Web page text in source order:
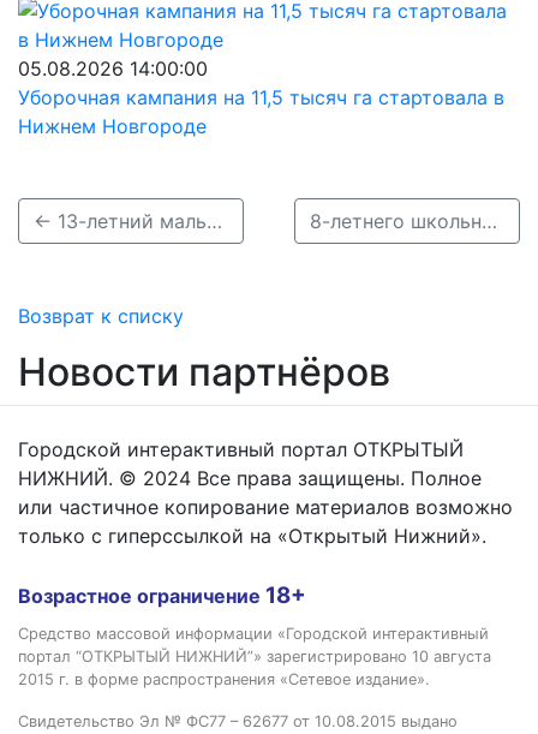
05.08.2026 14:00:00
Уборочная кампания на 11,5 тысяч га стартовала в
Нижнем Новгороде
← 13-летний мальчик пропал в Балахне 22 марта 8-летнего школьника разыскивают в Нижегородской области →
Возврат к списку
Новости партнёров
Городской интерактивный портал ОТКРЫТЫЙ
НИЖНИЙ. © 2024 Все права защищены. Полное
или частичное копирование материалов возможно
только с гиперссылкой на «Открытый Нижний».
Возрастное ограничение 18+
Средство массовой информации «Городской интерактивный
портал “ОТКРЫТЫЙ НИЖНИЙ”» зарегистрировано 10 августа
2015 г. в форме распространения «Сетевое издание».
Свидетельство Эл № ФС77 – 62677 от 10.08.2015 выдано